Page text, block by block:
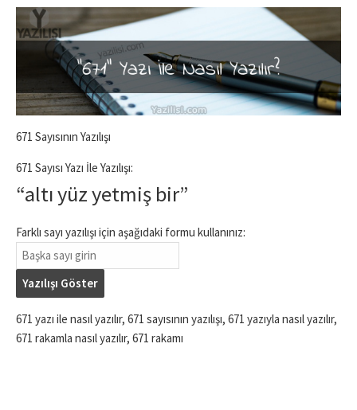
671 Sayısının Yazılışı
671 Sayısı Yazı İle Yazılışı:
“altı yüz yetmiş bir”
Farklı sayı yazılışı için aşağıdaki formu kullanınız:
Yazılışı Göster
671 yazı ile nasıl yazılır, 671 sayısının yazılışı, 671 yazıyla nasıl yazılır,
671 rakamla nasıl yazılır, 671 rakamı